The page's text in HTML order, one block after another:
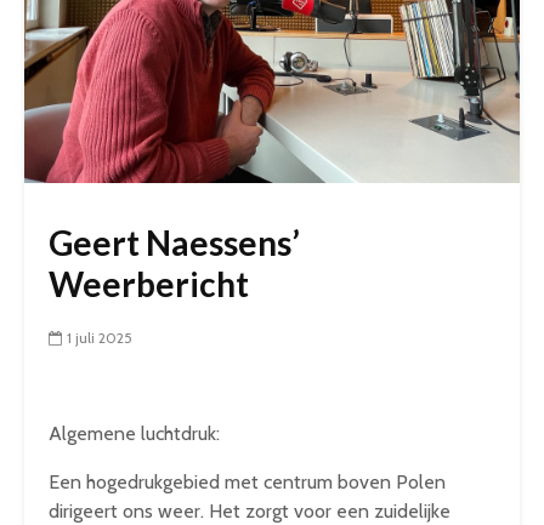
Geert Naessens’
Weerbericht
1 juli 2025
Algemene luchtdruk:
Een hogedrukgebied met centrum boven Polen
dirigeert ons weer. Het zorgt voor een zuidelijke